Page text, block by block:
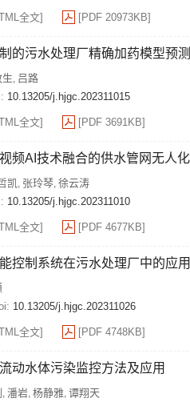
全文] [PDF 20973KB]
的污水处理厂精确加药模型预
生 吕路
10.13205/j.hjgc.202311015
全文] [PDF 3691KB]
频AI技术融合的供水管网无人
凯 张玲琴 徐云涛
10.13205/j.hjgc.202311010
全文] [PDF 4677KB]
控制系统在污水处理厂中的应用
10.13205/j.hjgc.202311026
全文] [PDF 4748KB]
动水体污染监控方法及应用
潘岩 杨静雅 谭翔天